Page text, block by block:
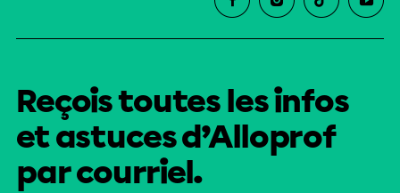
Reçois toutes les infos
et astuces d’Alloprof
par courriel.